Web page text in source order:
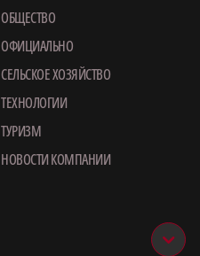
ОБЩЕСТВО
ОФИЦИАЛЬНО
СЕЛЬСКОЕ ХОЗЯЙСТВО
ТЕХНОЛОГИИ
ТУРИЗМ
НОВОСТИ КОМПАНИИ